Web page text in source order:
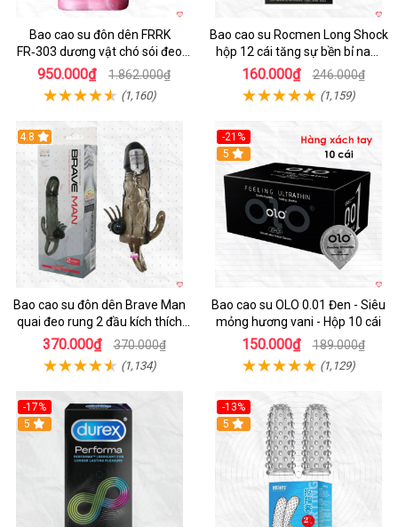
Bao cao su đôn dên FRRK
FR‑303 dương vật chó sói đeo
tiện lợi cực đã
950.000₫ 1.862.000₫
(1,160)
Bao cao su Rocmen Long Shock
hộp 12 cái tăng sự bền bỉ nam
giới
160.000₫ 246.000₫
(1,159)
4.8
Bao cao su đôn dên Brave Man
quai đeo rung 2 đầu kích thích
mạnh
370.000₫ 370.000₫
(1,134)
-21%
Hot
5
Bao cao su OLO 0.01 Đen - Siêu
mỏng hương vani - Hộp 10 cái
150.000₫ 189.000₫
(1,129)
-17%
Hot
5
-13%
5